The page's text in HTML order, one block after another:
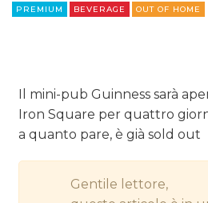
CINEMA
ESTERNA
RADIO / AUDIO
PREMIUM BEVERAGE OUT OF HOME
Il mini-pub Guinness sarà
Iron Square per quattro
a quanto pare, è già sold out
Gentile lettore,